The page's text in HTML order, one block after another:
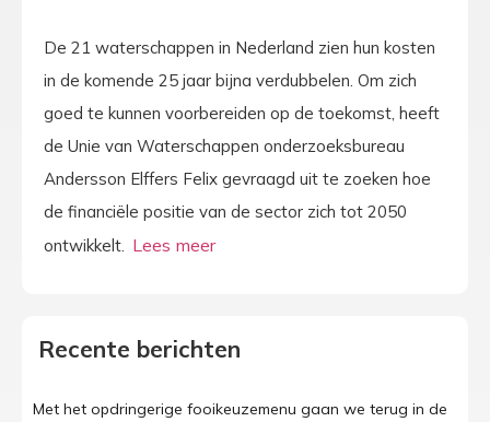
De 21 waterschappen in Nederland zien hun kosten
in de komende 25 jaar bijna verdubbelen. Om zich
goed te kunnen voorbereiden op de toekomst, heeft
de Unie van Waterschappen onderzoeksbureau
Andersson Elffers Felix gevraagd uit te zoeken hoe
de financiële positie van de sector zich tot 2050
ontwikkelt.
Recente berichten
Met het opdringerige fooikeuzemenu gaan we terug in de